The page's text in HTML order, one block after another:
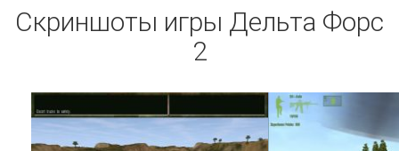
Скриншоты игры Дельта Форс
2